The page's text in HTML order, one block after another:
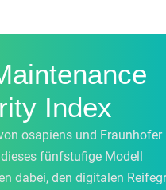
Index
osapiensund Fraunhofer
fünfstufigeModell
dabei, den digitalen